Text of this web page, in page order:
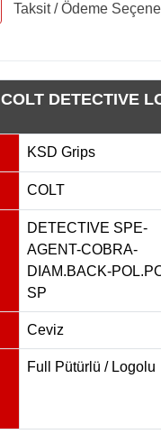
Taksit / Ödeme
COLT DETECTIVE
KSD Grips
COLT
DETECTIVE SPE-
AGENT-COBRA-
DIAM.BACK-
SP
Ceviz
Full Pütürlü / Logolu